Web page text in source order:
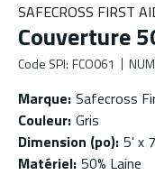
SAFECROSS FIRST
Couverture
Code SPI: FCO061
Marque: Safecross
Couleur: Gris
Dimension (po): 5' x
Matériel: 50% Laine